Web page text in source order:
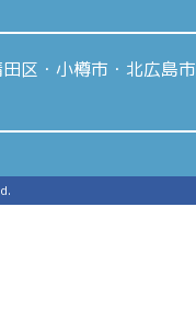
区・小樽市・北広島